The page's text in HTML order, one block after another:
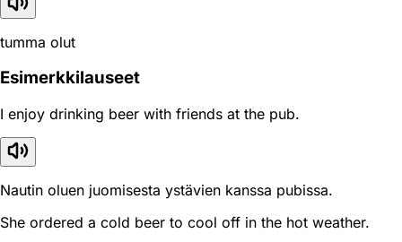
tumma olut
Esimerkkilauseet
I enjoy drinking beer with friends at the pub.
Nautin oluen juomisesta ystävien kanssa pubissa.
She ordered a cold beer to cool off in the hot weather.